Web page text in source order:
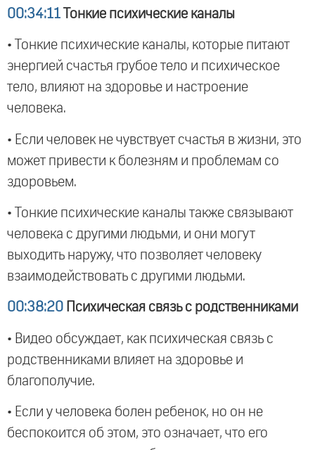
00:34:11 Тонкие психические каналы
• Тонкие психические каналы, которые питают
энергией счастья грубое тело и психическое
тело, влияют на здоровье и настроение
человека.
• Если человек не чувствует счастья в жизни, это
может привести к болезням и проблемам со
здоровьем.
• Тонкие психические каналы также связывают
человека с другими людьми, и они могут
выходить наружу, что позволяет человеку
взаимодействовать с другими людьми.
00:38:20 Психическая связь с родственниками
• Видео обсуждает, как психическая связь с
родственниками влияет на здоровье и
благополучие.
• Если у человека болен ребенок, но он не
беспокоится об этом, это означает, что его